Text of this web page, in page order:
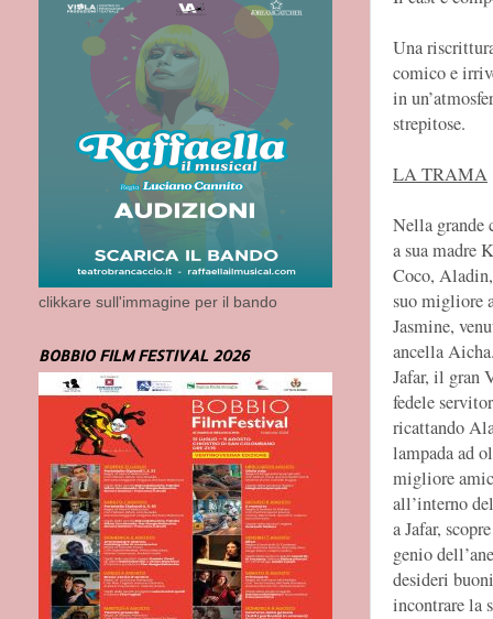
Una
comico e
in
strepitose.
LA TRAMA
Nella grande
a sua madre
Coco,
suo migliore
Jasmine,
ancella
Jafar, il gran
fedele
ricattando
lampada ad
migliore
all’interno
a Jafar,
genio
desideri
incontrare la
clikkare sull'immagine per il bando
BOBBIO FILM FESTIVAL 2026